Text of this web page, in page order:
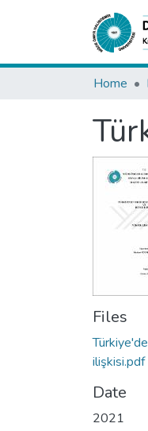
Home
Files
ilişkisi.pdf
Date
2021